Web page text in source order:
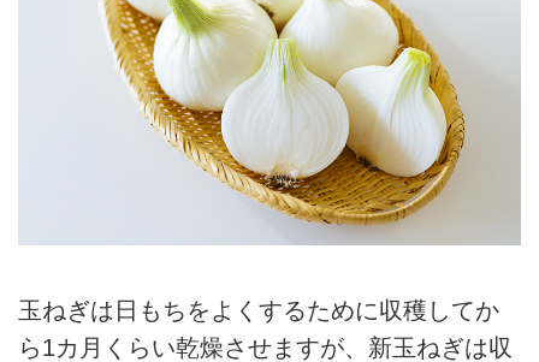
玉ねぎは日もちをよくするために収穫してか
ら1カ月くらい乾燥させますが、新玉ねぎは収